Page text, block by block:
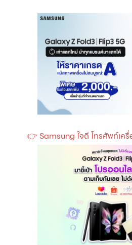
👉 Samsung ใจดี โทรศัพท์เครื่